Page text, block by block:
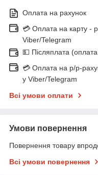
Оплата на рахунок
💳 Оплата на карту -
Viber/Telegram
💵 Післяплата
💳 Оплата на р/р-
у Viber/Telegram
Всі умови оплати
Умови повернення
Повернення товару
Всі умови повернення